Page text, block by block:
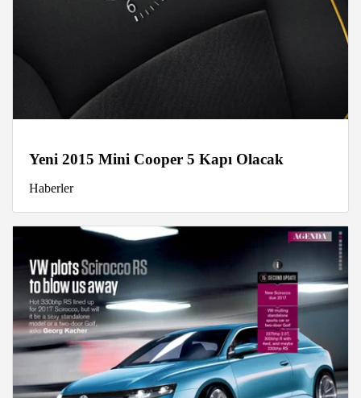
Yeni 2015 Mini Cooper 5 Kapı Olacak
Haberler